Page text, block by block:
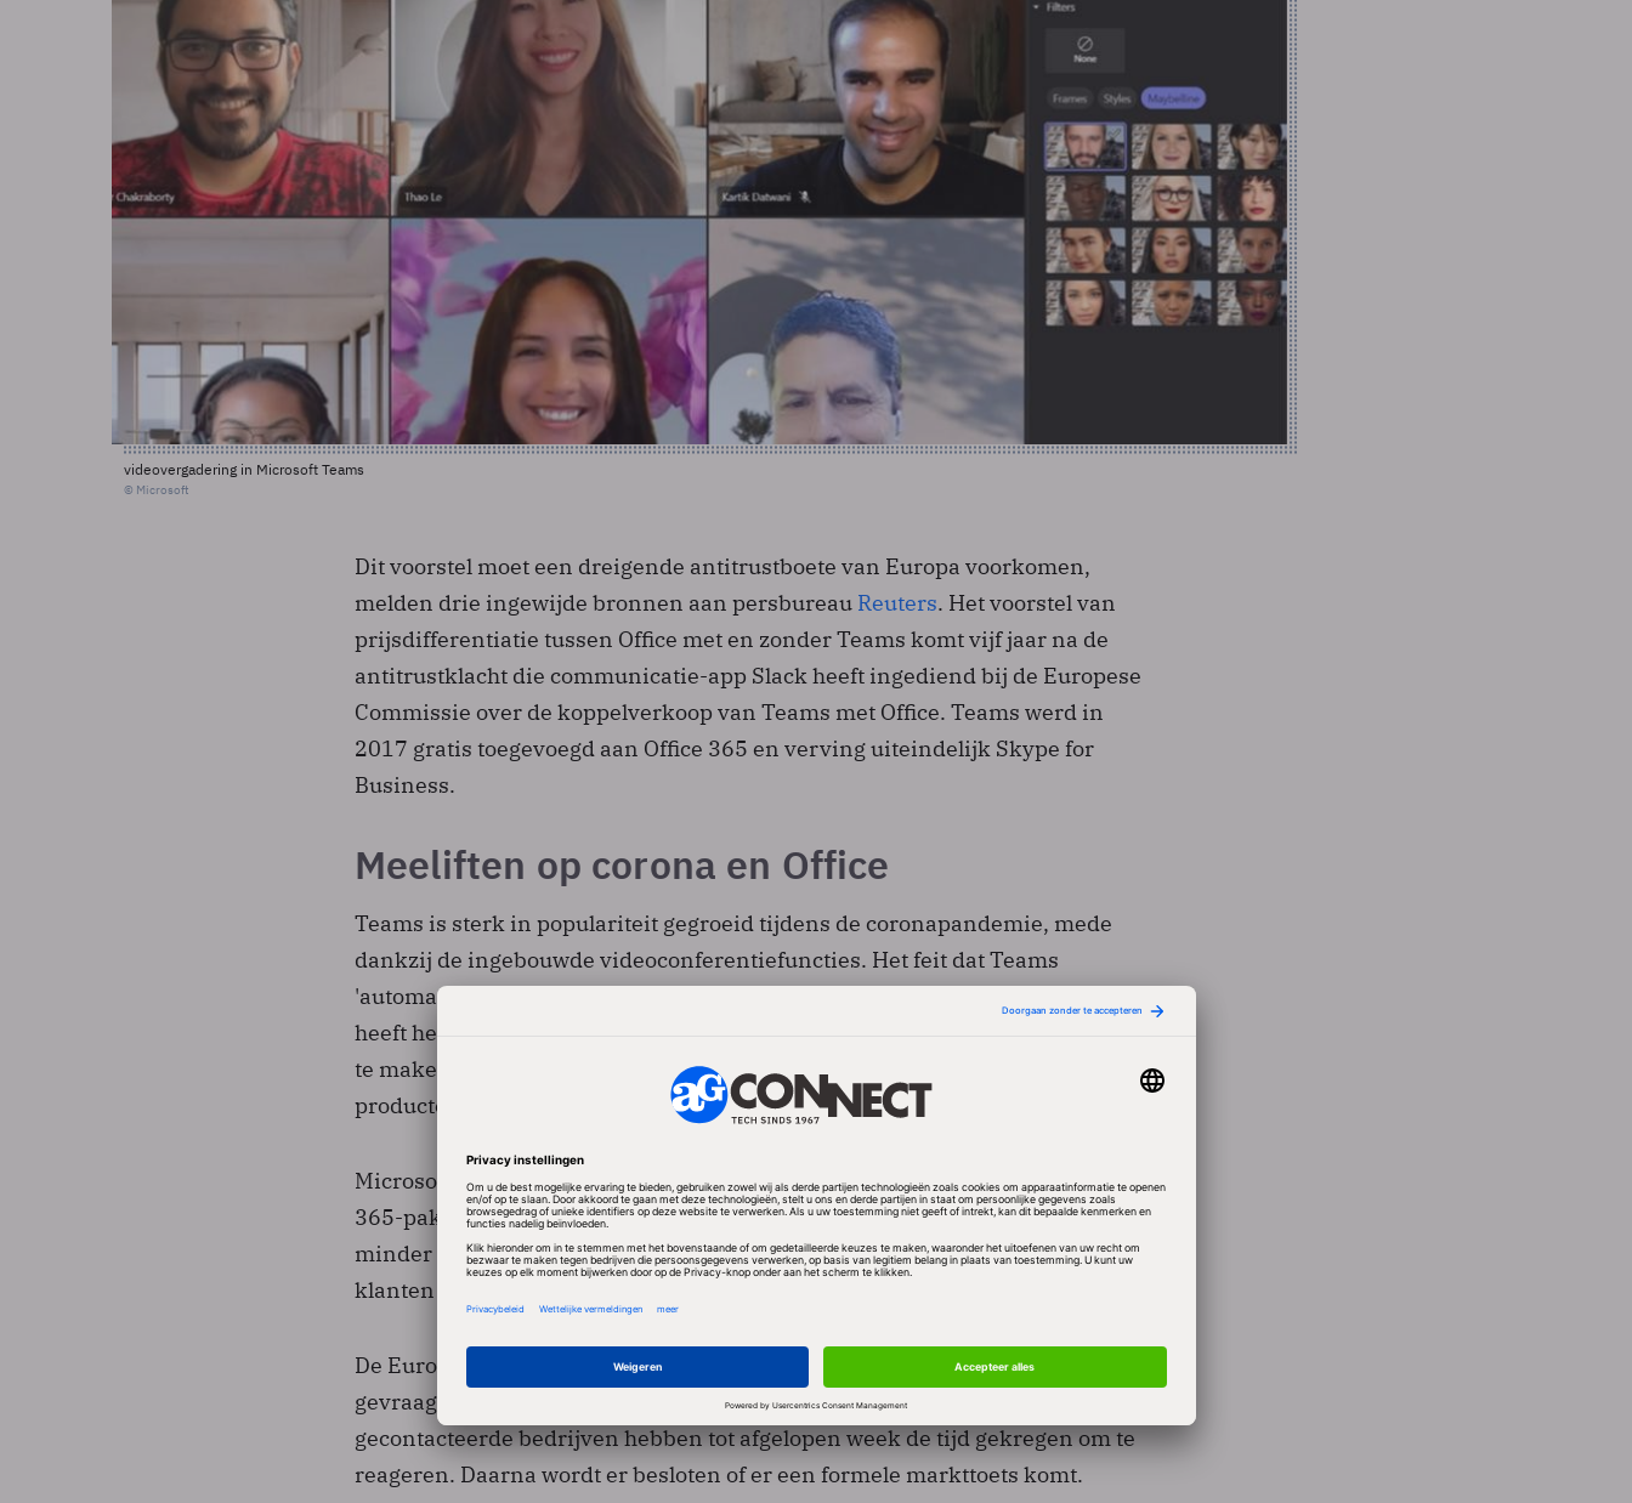
videovergadering in Microsoft Teams
© Microsoft
Dit voorstel moet een dreigende antitrustboete van Europa voorkomen,
melden drie ingewijde bronnen aan persbureau Reuters. Het voorstel van
prijsdifferentiatie tussen Office met en zonder Teams komt vijf jaar na de
antitrustklacht die communicatie-app Slack heeft ingediend bij de Europese
Commissie over de koppelverkoop van Teams met Office. Teams werd in
2017 gratis toegevoegd aan Office 365 en verving uiteindelijk Skype for
Business.
Meeliften op corona en Office
Teams is sterk in populariteit gegroeid tijdens de coronapandemie, mede
dankzij de ingebouwde videoconferentiefuncties. Het feit dat Teams
'automatisch meekwam' met het veelgebruikte kantoorpakket van Microsoft
heeft het gebruik ook flink aangejaagd. Door Office mét Teams straks duurder
te maken, hoopt Microsoft concurrenten meer ruimte te geven om hun
producten aantrekkelijker te prijzen en gebruikers te laten overstappen.
Microsoft heeft Teams in 2023 losgekoppeld van Office. De uitvoering van het
365-pakket zónder de communicatie-app kost slechts 2 euro per maand
minder dan de uitvoering mét de veelgebruikte app. Bovendien betalen
klanten die Teams los willen aanschaffen daar dan 5 euro per maand voor.
De Europese Commissie heeft nu aan enkele bedrijven om feedback
gevraagd over het Microsoft-voorstel van een groter prijsverschil. De
gecontacteerde bedrijven hebben tot afgelopen week de tijd gekregen om te
reageren. Daarna wordt er besloten of er een formele markttoets komt.